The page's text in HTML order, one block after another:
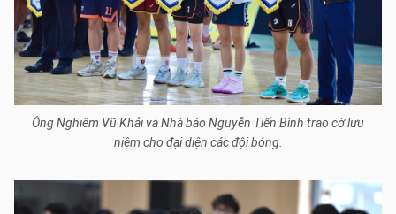
Ông Nghiêm Vũ Khải và Nhà báo Nguyễn Tiến Bình trao cờ lưu
niệm cho đại diện các đội bóng.